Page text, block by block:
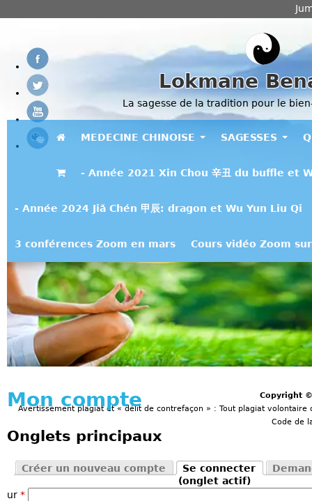
Lokmane
La sagesse de la tradition pour le
MEDECINE CHINOISE SAGESSES
- Année 2021 Xin Chou 辛丑 du buffle et
- Année 2024 Jiǎ Chén 甲辰: dragon et Wu Yun Liu Qi
3 conférences Zoom en mars Cours vidéo Zoom
Mon compte
Onglets principaux
Créer un nouveau compte
Se connecter
(onglet actif)
ur *
Copyright
Avertissement plagiat et « délit de contrefaçon » : Tout plagiat
Code de